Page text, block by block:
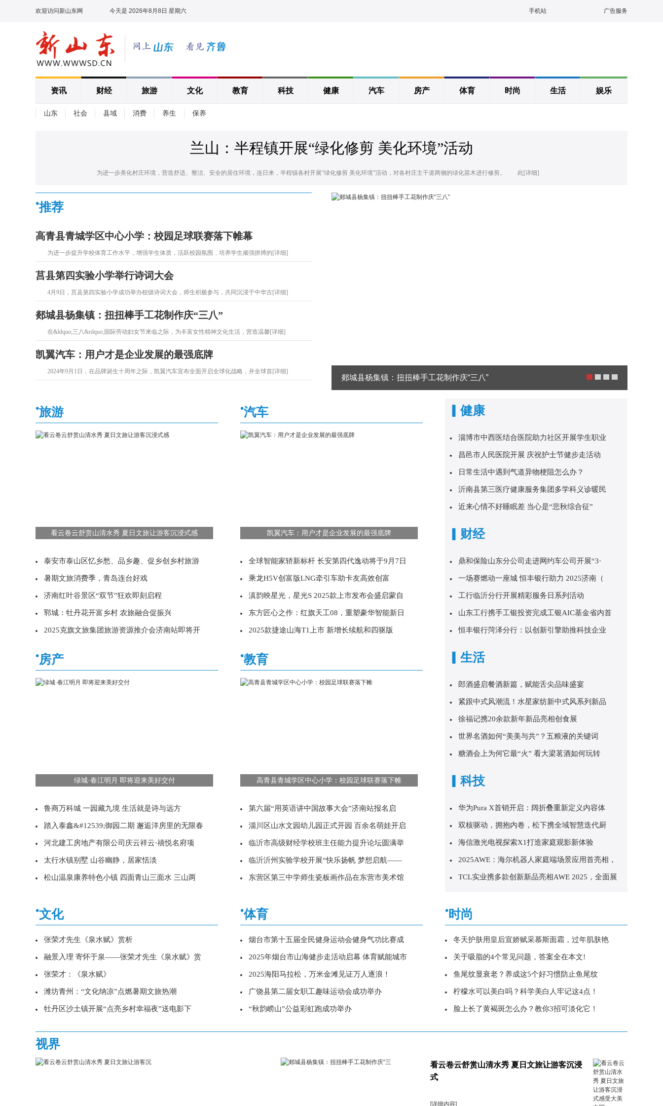
欢迎访问新山东网 今天是 2026年8月8日 星期六 手机站 广告服务
资讯 财经 旅游 文化 教育 科技 健康 汽车 房产 体育 时尚 生活 娱乐
山东 社会 县域 消费 养生 保养
兰山：半程镇开展“绿化修剪 美化环境”活动
为进一步美化村庄环境，营造舒适、整洁、安全的居住环境，连日来，半程镇各村开展“绿化修剪 美化环境”活动，对各村庄主干道两侧的绿化苗木进行修剪。 此[详细]
•推荐
高青县青城学区中心小学：校园足球联赛落下帷幕
为进一步提升学校体育工作水平，增强学生体质，活跃校园氛围，培养学生顽强拼搏的[详细]
莒县第四实验小学举行诗词大会
4月9日，莒县第四实验小学成功举办校级诗词大会，师生积极参与，共同沉浸于中华古[详细]
郯城县杨集镇：扭扭棒手工花制作庆“三八”
在&ldquo;三八&rdquo;国际劳动妇女节来临之际，为丰富女性精神文化生活，营造温馨[详细]
凯翼汽车：用户才是企业发展的最强底牌
2024年9月1日，在品牌诞生十周年之际，凯翼汽车宣布全面开启全球化战略，并全球首[详细]
郯城县杨集镇：扭扭棒手工花制作庆“三八”
•旅游
看云卷云舒赏山清水秀 夏日文旅让游客沉浸式感
泰安市泰山区忆乡愁、品乡趣、促乡创乡村旅游
暑期文旅消费季，青岛连台好戏
济南红叶谷景区“双节”狂欢即刻启程
郓城：牡丹花开富乡村 农旅融合促振兴
2025克旗文旅集团旅游资源推介会济南站即将开
•房产
绿城·春江明月 即将迎来美好交付
鲁商万科城 一园藏九境 生活就是诗与远方
踏入泰鑫&#12539;御园二期 邂逅洋房里的无限春
河北建工房地产有限公司庆云祥云·禧悦名府项
太行水镇别墅 山谷幽静，居家恬淡
松山温泉康养特色小镇 四面青山三面水 三山两
•汽车
凯翼汽车：用户才是企业发展的最强底牌
全球智能家轿新标杆 长安第四代逸动将于9月7日
乘龙H5V创富版LNG牵引车助卡友高效创富
滇韵映星光，星光S 2025款上市发布会盛启蒙自
东方匠心之作：红旗天工08，重塑豪华智能新日
2025款捷途山海T1上市 新增长续航和四驱版
•教育
高青县青城学区中心小学：校园足球联赛落下帷
第六届“用英语讲中国故事大会”济南站报名启
淄川区山水文园幼儿园正式开园 百余名萌娃开启
临沂市高级财经学校班主任能力提升论坛圆满举
临沂沂州实验学校开展“快乐扬帆 梦想启航——
东营区第三中学师生瓷板画作品在东营市美术馆
▎健康
淄博市中西医结合医院助力社区开展学生职业
昌邑市人民医院开展 庆祝护士节健步走活动
日常生活中遇到气道异物梗阻怎么办？
沂南县第三医疗健康服务集团多学科义诊暖民
近来心情不好睡眠差 当心是“悲秋综合征”
▎财经
鼎和保险山东分公司走进网约车公司开展“3·
一场赛燃动一座城 恒丰银行助力 2025济南（
工行临沂分行开展精彩服务日系列活动
山东工行携手工银投资完成工银AIC基金省内首
恒丰银行菏泽分行：以创新引擎助推科技企业
▎生活
郎酒盛启餐酒新篇，赋能舌尖品味盛宴
紧跟中式风潮流！水星家纺新中式风系列新品
徐福记携20余款新年新品亮相创食展
世界名酒如何“美美与共”？五粮液的关键词
糖酒会上为何它最“火” 看大梁茗酒如何玩转
▎科技
华为Pura X首销开启：阔折叠重新定义内容体
双核驱动，拥抱内卷，松下携全域智慧迭代厨
海信激光电视探索X1打造家庭观影新体验
2025AWE：海尔机器人家庭端场景应用首亮相，
TCL实业携多款创新新品亮相AWE 2025，全面展
•文化
张荣才先生《泉水赋》赏析
融景入理 寄怀于泉——张荣才先生《泉水赋》赏
张荣才：《泉水赋》
潍坊青州：“文化纳凉”点燃暑期文旅热潮
牡丹区沙土镇开展“点亮乡村幸福夜”送电影下
•体育
烟台市第十五届全民健身运动会健身气功比赛成
2025年烟台市山海健步走活动启幕 体育赋能城市
2025海阳马拉松，万米金滩见证万人逐浪！
广饶县第二届女职工趣味运动会成功举办
“秋韵崂山”公益彩虹跑成功举办
•时尚
冬天护肤用皇后宣娇赋采慕斯面霜，过年肌肤艳
关于吸脂的4个常见问题，答案全在本文!
鱼尾纹显衰老？养成这5个好习惯防止鱼尾纹
柠檬水可以美白吗？科学美白人牢记这4点！
脸上长了黄褐斑怎么办？教你3招可淡化它！
视界
看云卷云舒赏山清水秀 夏日文旅让游客沉浸
式
[详细内容]